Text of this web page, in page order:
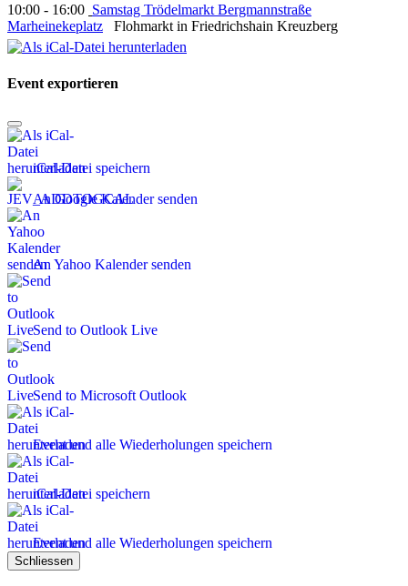
10:00 - 16:00 Samstag Trödelmarkt Bergmannstraße
Marheinekeplatz Flohmarkt in Friedrichshain Kreuzberg
Event exportieren
iCal-Datei speichern
An Google Kalender senden
An Yahoo Kalender senden
Send to Outlook Live
Send to Microsoft Outlook
Event und alle Wiederholungen speichern
iCal-Datei speichern
Event und alle Wiederholungen speichern
Schliessen